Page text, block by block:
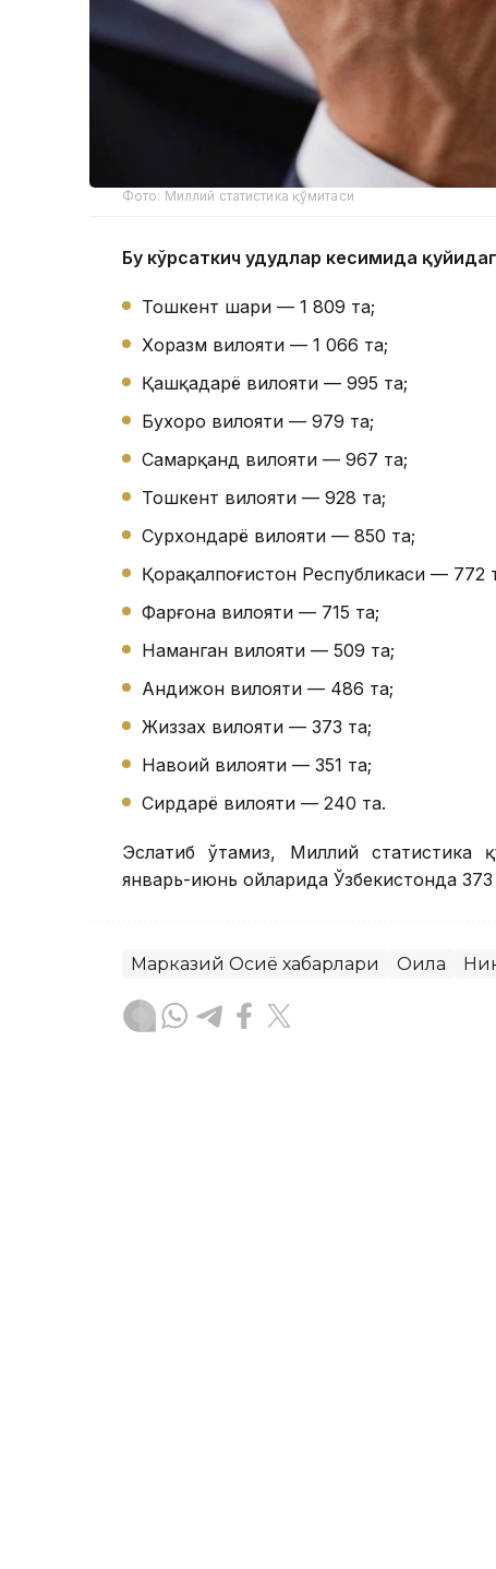
Фото: Миллий статистика қўмитаси
Бу кўрсаткич ҳудудлар кесимида
Тошкент шаҳри — 1 809 та;
Хоразм вилояти — 1 066 та;
Қашқадарё вилояти — 995 та;
Бухоро вилояти — 979 та;
Самарқанд вилояти — 967 та;
Тошкент вилояти — 928 та;
Сурхондарё вилояти — 850 та;
Қорақалпоғистон Республикаси — 772
Фарғона вилояти — 715 та;
Наманган вилояти — 509 та;
Андижон вилояти — 486 та;
Жиззах вилояти — 373 та;
Навоий вилояти — 351 та;
Сирдарё вилояти — 240 та.
Эслатиб ўтамиз, Миллий статистика
январь-июнь ойларида Ўзбекистонда 373
Марказий Осиё хабарлари Оила